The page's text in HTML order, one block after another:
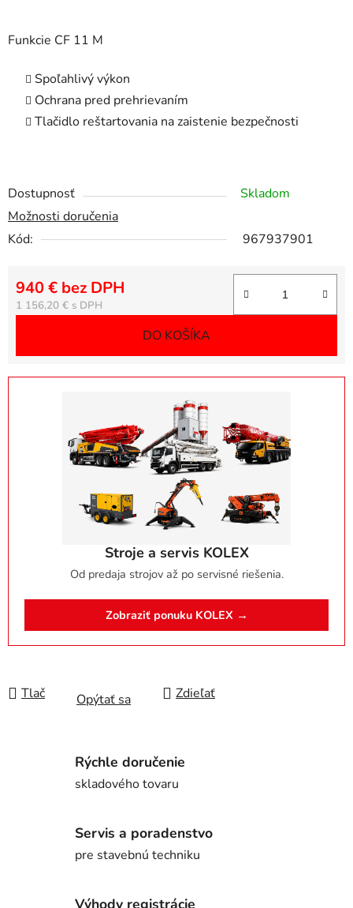
Funkcie CF 11 M
Spoľahlivý výkon
Ochrana pred prehrievaním
Tlačidlo reštartovania na zaistenie bezpečnosti
Dostupnosť
Skladom
Možnosti doručenia
Kód:
967937901
1 156,20 €
940 € bez DPH
DO KOŠÍKA
Stroje a servis KOLEX
Od predaja strojov až po servisné riešenia.
Zobraziť ponuku KOLEX →
Tlač Opýtať sa Zdieľať
Rýchle doručenie
skladového tovaru
Servis a poradenstvo
pre stavebnú techniku